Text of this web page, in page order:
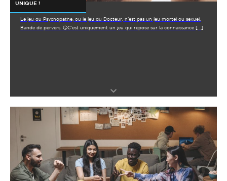
UNIQUE !
Le jeu du Psychopathe, ou le jeu du Docteur, n’est pas un jeu mortel ou sexuel.
Bande de pervers. 😏C’est uniquement un jeu qui repose sur la connaissance […]